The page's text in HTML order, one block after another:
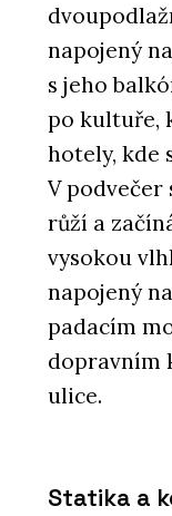
napojený
s jeho
po kultuře,
hotely, kde
V podvečer
růží a
vysokou
napojený
padacím
dopravním
ulice.
Statika a